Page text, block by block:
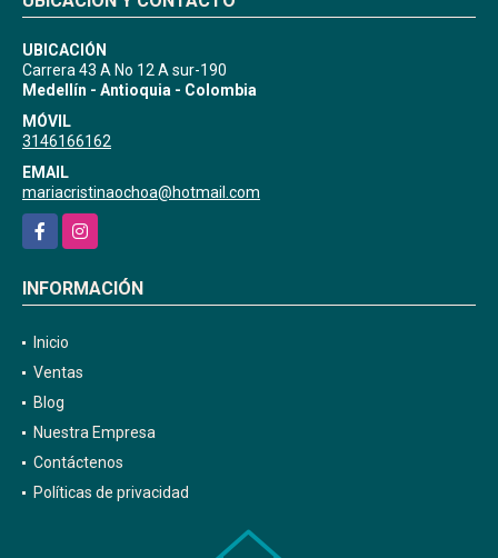
UBICACIÓN
Carrera 43 A No 12 A sur-190
Medellín - Antioquia - Colombia
MÓVIL
3146166162
EMAIL
mariacristinaochoa@hotmail.com
FacebookInstagram
Inicio
Ventas
Blog
Nuestra Empresa
Contáctenos